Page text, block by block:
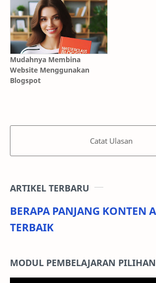
Mudahnya Membina
Website Menggunakan
Blogspot
Catat Ulasan
ARTIKEL TERBARU
BERAPA PANJANG KONTEN
TERBAIK
MODUL PEMBELAJARAN